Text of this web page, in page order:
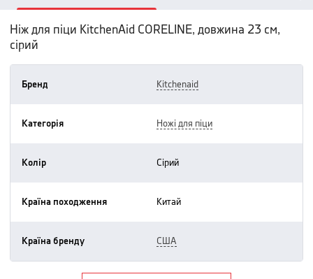
Ніж для піци KitchenAid CORELINE, довжина 23 см,
сірий
Бренд kitchenaid
Категорія ножі для піци
Колір сірий
Країна походження китай
Країна бренду США